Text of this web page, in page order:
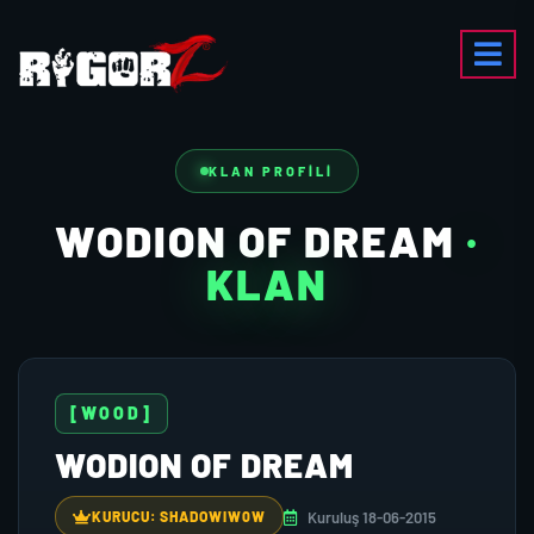
KLAN PROFILI
WODION OF DREAM ·
KLAN
[WOOD]
WODION OF DREAM
KURUCU: SHADOWIW0W Kuruluş 18-06-2015